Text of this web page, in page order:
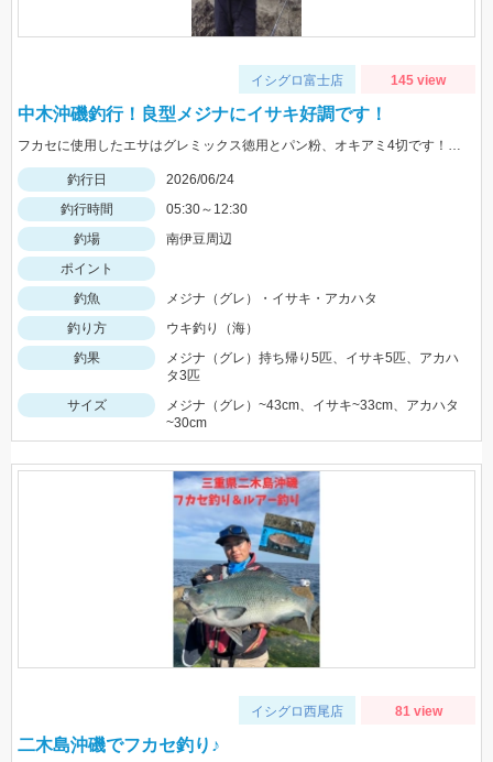
イシグロ富士店 145 view
中木沖磯釣行！良型メジナにイサキ好調です！
フカセに使用したエサはグレミックス徳用とパン粉、オキアミ4切です！大型メジナらしきバラシもありまたも悔しさの残る釣行となりました。
釣行日
2026/06/24
釣行時間
05:30～12:30
釣場
南伊豆周辺
ポイント
釣魚
メジナ（グレ）・イサキ・アカハタ
釣り方
ウキ釣り（海）
釣果
メジナ（グレ）持ち帰り5匹、イサキ5匹、アカハ
タ3匹
サイズ
メジナ（グレ）~43cm、イサキ~33cm、アカハタ
~30cm
イシグロ西尾店 81 view
二木島沖磯でフカセ釣り♪